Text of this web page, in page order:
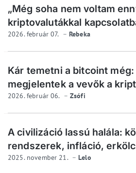
„Még soha nem voltam
kriptovalutákkal
2026. február 07. Rebeka
Kár temetni a bitcoint
megjelentek a vevők a
2026. február 06. Zsófi
A civilizáció lassú halála:
rendszerek, infláció,
2025. november 21. Lelo